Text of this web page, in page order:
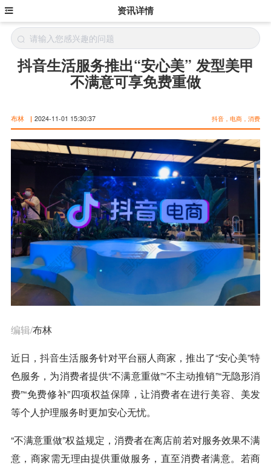
资讯详情
抖音生活服务推出“安心美” 发型美甲
不满意可享免费重做
布林 | 2024-11-01 15:30:37 抖音，电商，消费
编辑/布林
近日，抖音生活服务针对平台丽人商家，推出了“安心美”特
色服务，为消费者提供“不满意重做”“不主动推销”“无隐形消
费”“免费修补”四项权益保障，让消费者在进行美容、美发
等个人护理服务时更加安心无忧。
“不满意重做”权益规定，消费者在离店前若对服务效果不满
意，商家需无理由提供重做服务，直至消费者满意。若商